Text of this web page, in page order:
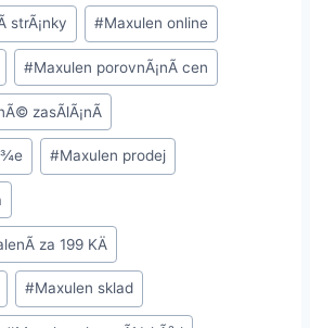
strÃ¡nky #Maxulen online
#Maxulen porovnÃ¡nÃ­ cen
zasÃ­lÃ¡nÃ­
#Maxulen prodej
za 199 KÄ
#Maxulen sklad